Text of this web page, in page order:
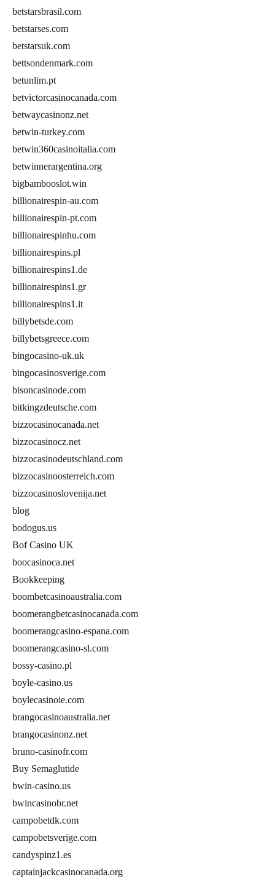
betstarsbrasil.com
betstarses.com
betstarsuk.com
bettsondenmark.com
betunlim.pt
betvictorcasinocanada.com
betwaycasinonz.net
betwin-turkey.com
betwin360casinoitalia.com
betwinnerargentina.org
bigbambooslot.win
billionairespin-au.com
billionairespin-pt.com
billionairespinhu.com
billionairespins.pl
billionairespins1.de
billionairespins1.gr
billionairespins1.it
billybetsde.com
billybetsgreece.com
bingocasino-uk.uk
bingocasinosverige.com
bisoncasinode.com
bitkingzdeutsche.com
bizzocasinocanada.net
bizzocasinocz.net
bizzocasinodeutschland.com
bizzocasinoosterreich.com
bizzocasinoslovenija.net
blog
bodogus.us
Bof Casino UK
boocasinoca.net
Bookkeeping
boombetcasinoaustralia.com
boomerangbetcasinocanada.com
boomerangcasino-espana.com
boomerangcasino-sl.com
bossy-casino.pl
boyle-casino.us
boylecasinoie.com
brangocasinoaustralia.net
brangocasinonz.net
bruno-casinofr.com
Buy Semaglutide
bwin-casino.us
bwincasinobr.net
campobetdk.com
campobetsverige.com
candyspinz1.es
captainjackcasinocanada.org